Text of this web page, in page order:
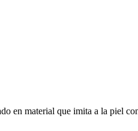
en material que imita a la piel